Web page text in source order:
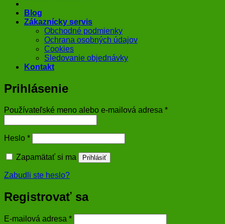
Blog
Zákaznícky servis
Obchodné podmienky
Ochrana osobných údajov
Cookies
Sledovanie objednávky
Kontakt
Prihlásenie
Používateľské meno alebo e-mailová adresa *Povinné
Heslo *Povinné
Zapamätať si ma Prihlásiť
Zabudli ste heslo?
Registrovať sa
E-mailová adresa *Povinné